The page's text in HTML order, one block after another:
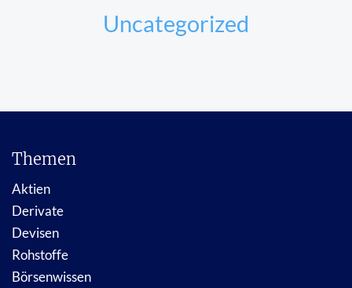
Uncategorized
Themen
Aktien
Derivate
Devisen
Rohstoffe
Börsenwissen